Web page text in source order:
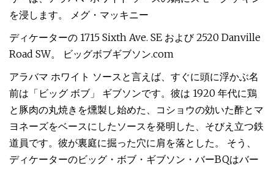
を浸します。 メグ・マッキニー
ディケーターの 1715 Sixth Ave. SE および 2520 Danville
Road SW。 ビッグボブギブソン.com
アラバマ ホワイト ソースと言えば、すぐに頭に浮かぶ名
前は「ビッグ ボブ」 ギブソンです。彼は 1920 年代に鶏
と豚肉の丸焼きを燻製し始めた、コショウの効いた酢とマ
ヨネーズをベースにしたソースを発明した、そびえ立つ鉄
道員です。彼が裏庭に掘った穴に肩を落とした。 そう、
ディケーターのビッグ・ボブ・ギブソン・バーBQはバー